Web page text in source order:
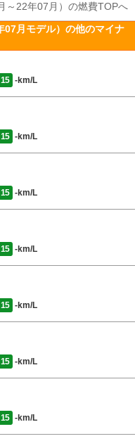
～22年07月）の燃費TOPへ
07月モデル）の他のマイナ
-km/L
-km/L
-km/L
-km/L
-km/L
-km/L
-km/L